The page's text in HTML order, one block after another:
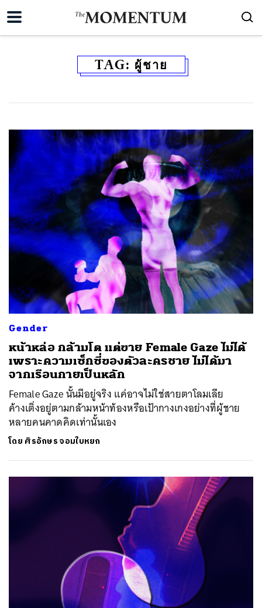
TAG: ผู้ชาย
Gender
หน้าหล่อ กล้ามโต แต่ขาย Female Gaze ไม่ได้
เพราะความเซ็กซี่ของตัวละครชาย ไม่ได้มา
จากเรือนกายเป็นหลัก
Female Gaze นั้นมีอยู่จริง แค่อาจไม่ใช่สายตาโลมเลีย
ค้างเติ่งอยู่ตามกล้ามหน้าท้องหรือเป้ากางเกงอย่างที่ผู้ชาย
หลายคนคาดคิดเท่านั้นเอง
โดย ศิรอักษร จอมใบหยก